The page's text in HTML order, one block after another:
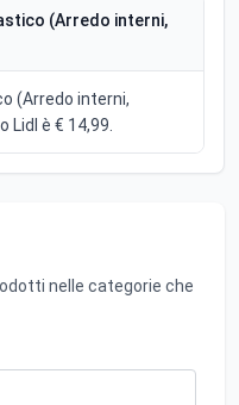
(Arredo interni,
(Arredo interni,
è € 14,99.
nelle categorie che